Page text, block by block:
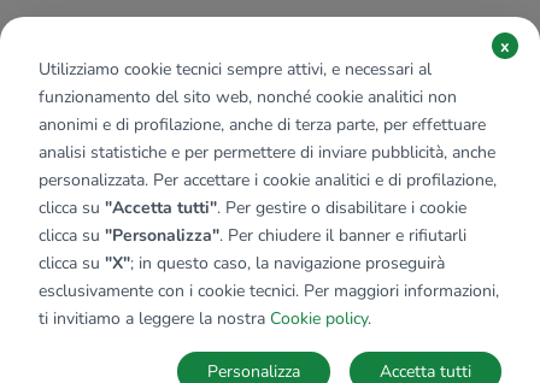
Utilizziamo cookie tecnici sempre attivi, e necessari al
funzionamento del sito web, nonché cookie analitici non
anonimi e di profilazione, anche di terza parte, per effettuare
analisi statistiche e per permettere di inviare pubblicità, anche
personalizzata. Per accettare i cookie analitici e di profilazione,
clicca su "Accetta tutti". Per gestire o disabilitare i cookie
clicca su "Personalizza". Per chiudere il banner e rifiutarli
clicca su "X"; in questo caso, la navigazione proseguirà
esclusivamente con i cookie tecnici. Per maggiori informazioni,
ti invitiamo a leggere la nostra Cookie policy.
x
Accetta tutti
Personalizza